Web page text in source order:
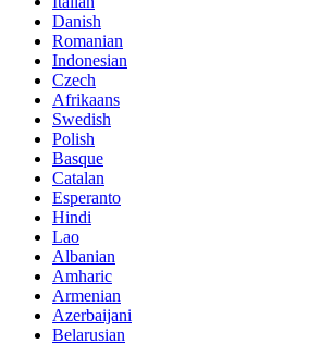
Danish
Romanian
Indonesian
Czech
Afrikaans
Swedish
Polish
Basque
Catalan
Esperanto
Hindi
Lao
Albanian
Amharic
Armenian
Azerbaijani
Belarusian